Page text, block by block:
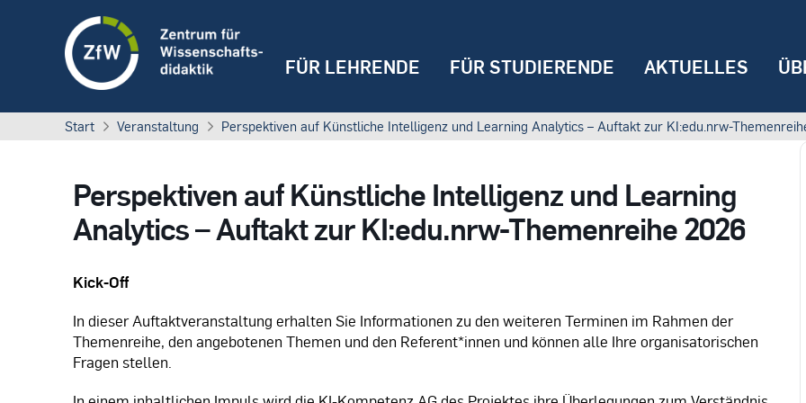
FÜR LEHRENDE FÜR STUDIERENDE AKTUELLES
Start Veranstaltung Perspektiven auf Künstliche Intelligenz und Learning Analytics – Auftakt zur KI:edu.nrw-
Perspektiven auf Künstliche Intelligenz und Learning
Analytics – Auftakt zur KI:edu.nrw-Themenreihe 2026
Kick-Off
In dieser Auftaktveranstaltung erhalten Sie Informationen zu den weiteren Terminen im Rahmen der
Themenreihe, den angebotenen Themen und den Referent*innen und können alle Ihre organisatorischen
Fragen stellen.